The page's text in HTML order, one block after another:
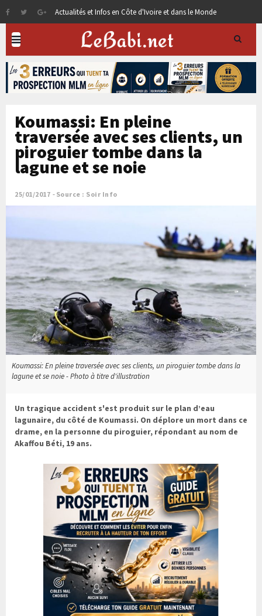
Actualités et Infos en Côte d'Ivoire et dans le Monde
Koumassi: En pleine
traversée avec ses clients, un
piroguier tombe dans la
lagune et se noie
25/01/2017 Source : Soir Info
Koumassi: En pleine traversée avec ses clients, un piroguier tombe dans la
lagune et se noie - Photo à titre d'illustration
Un tragique accident s'est produit sur le plan d’eau
lagunaire, du côté de Koumassi. On déplore un mort dans ce
drame, en la personne du piroguier, répondant au nom de
Akaffou Béti, 19 ans.